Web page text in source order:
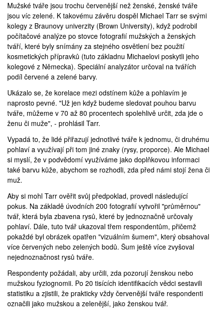
Mužské tváře jsou trochu červenější než ženské, ženské tváře
jsou víc zelené. K takovému závěru dospěl Michael Tarr se svými
kolegy z Braunovy univerzity (Brown University), když podrobil
počítačové analýze po stovce fotografií mužských a ženských
tváří, které byly snímány za stejného osvětlení bez použití
kosmetických přípravků (tuto základnu Michaelovi poskytli jeho
kolegové z Německa). Speciální analyzátor určoval na tvářích
podíl červené a zelené barvy.
Ukázalo se, že korelace mezi odstínem kůže a pohlavím je
naprosto pevné. "Už jen když budeme sledovat pouhou barvu
tváře, můžeme v 70 až 80 procentech spolehlivě určit, zda jde o
ženu či muže", - prohlásil Tarr.
Vypadá to, že lidé přiřazují jednotlivé tváře k jednomu, či druhému
pohlaví a využívají při tom jiné znaky (rysy, proporce). Ale Michael
si myslí, že v podvědomí využíváme jako doplňkovou informaci
také barvu kůže, abychom se rozhodli, zda před námi stojí žena či
muž.
Aby si mohl Tarr ověřit svůj předpoklad, provedl následující
pokus. Na základě úvodních 200 fotografií vytvořil "průměrnou"
tvář, která byla zbavena rysů, které by jednoznačně určovaly
pohlaví. Dále, tuto tvář ukazoval třem respondentům, přičemž
pokaždé byl obrázek opatřen "vizuálním šumem", který obsahoval
více červených nebo zelených bodů. Šum ještě více zvyšoval
nejednoznačnost rysů tváře.
Respondenty požádali, aby určili, zda pozorují ženskou nebo
mužskou fyziognomii. Po 20 tisících identifikacích vědci sestavili
statistiku a zjistili, že prakticky vždy červenější tváře respondenti
označili jako mužskou a zelenější, jako ženskou tvář.